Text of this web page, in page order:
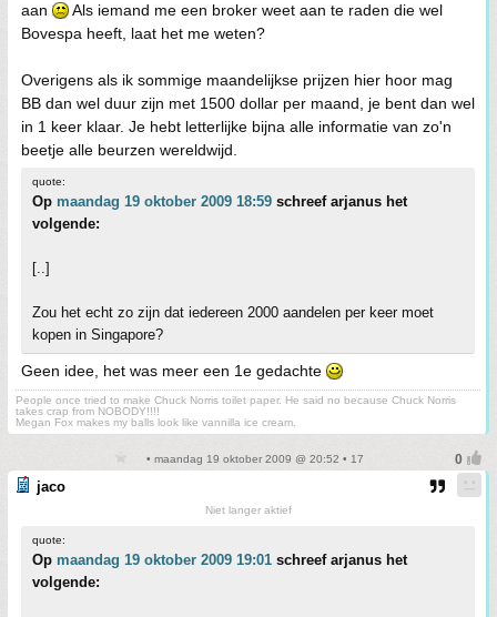
aan
Als iemand me een broker weet aan te raden die wel
Bovespa heeft, laat het me weten?
Overigens als ik sommige maandelijkse prijzen hier hoor mag
BB dan wel duur zijn met 1500 dollar per maand, je bent dan wel
in 1 keer klaar. Je hebt letterlijke bijna alle informatie van zo'n
beetje alle beurzen wereldwijd.
quote:
Op maandag 19 oktober 2009 18:59 schreef arjanus het
volgende:
[..]
Zou het echt zo zijn dat iedereen 2000 aandelen per keer moet
kopen in Singapore?
Geen idee, het was meer een 1e gedachte
People once tried to make Chuck Norris toilet paper. He said no because Chuck Norris
takes crap from NOBODY!!!!
Megan Fox makes my balls look like vannilla ice cream.
• maandag 19 oktober 2009 @ 20:52 • 17
jaco
Niet langer aktief
quote:
Op maandag 19 oktober 2009 19:01 schreef arjanus het
volgende: